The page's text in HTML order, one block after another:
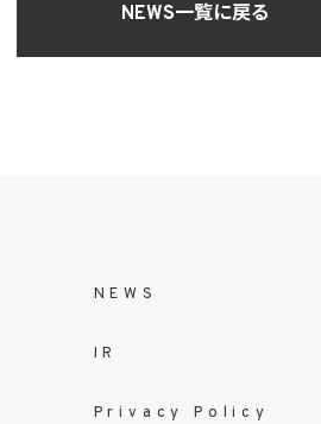
NEWS一覧に戻る
NEWS
IR
Privacy Policy